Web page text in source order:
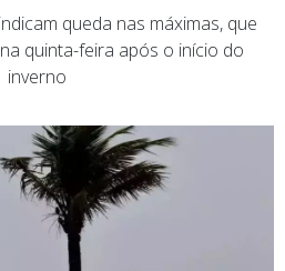
queda nas máximas, que
quinta-feira após o início do
inverno